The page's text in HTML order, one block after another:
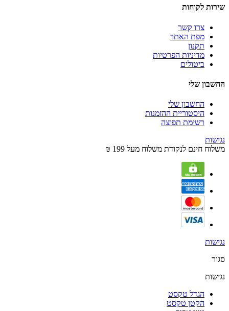
שירות לקוחות
צרו קשר
מפת האתר
תקנון
מדיניות הפרטיות
ביטולים
החשבון שלי
החשבון שלי
היסטוריית ההזמנות
רשימת תפוצה
נגישות
משלוח חינם לנקודת משלוח מעל 199 ₪
נגישות
סגור
נגישות
הגדל טקסט
הקטן טקסט